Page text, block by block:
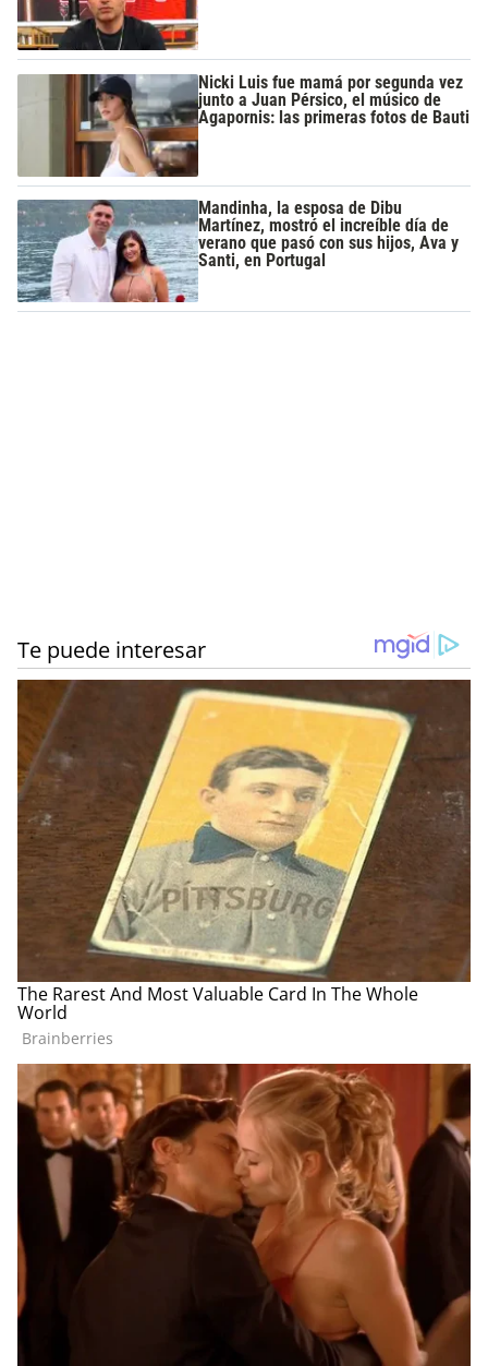
Nicki Luis fue mamá por segunda vez
junto a Juan Pérsico, el músico de
Agapornis: las primeras fotos de Bauti
Mandinha, la esposa de Dibu
Martínez, mostró el increíble día de
verano que pasó con sus hijos, Ava y
Santi, en Portugal